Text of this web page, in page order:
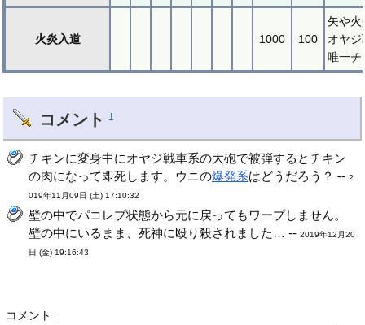
火炎入道 1000 100
矢や火
オヤジ
唯一チ
コメント †
チキンに変身中にオヤジ戦車系の大砲で被弾するとチキン
の肉になって即死します。ウニの爆発系はどうだろう？ --2
019年11月09日 (土) 17:10:32
壁の中でパコレプ状態から元に戻ってもワープしません。
壁の中にいるまま、死神に殴り殺されました… --2019年12月20
日 (金) 19:16:43
コメント: